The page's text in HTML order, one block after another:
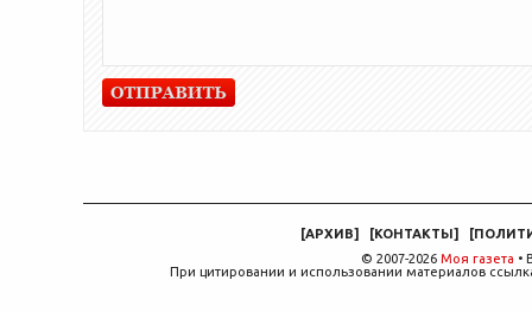
[АРХИВ] [КОНТАКТЫ] [
© 2007-2026 Моя газета •
При цитировании и использовании материалов